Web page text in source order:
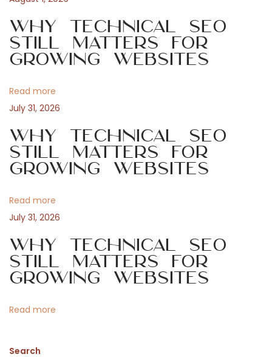
n
a
i
g
a
t
i
o
n
s
p
o
s
:
m
p
l
e
P
o
s
Why Technical SEO
Still Matters for
Growing Websites
Read more
July 31, 2026
Why Technical SEO
Still Matters for
Growing Websites
Read more
July 31, 2026
Why Technical SEO
Still Matters for
Growing Websites
Read more
Search